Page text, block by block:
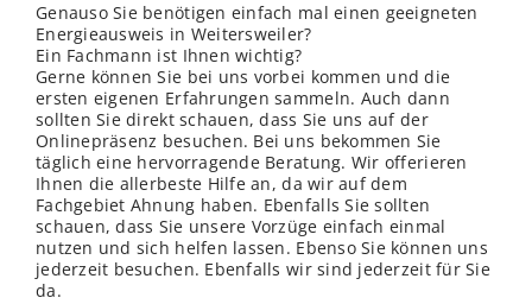
Genauso Sie benötigen einfach mal einen geeigneten
Energieausweis in Weitersweiler?
Ein Fachmann ist Ihnen wichtig?
Gerne können Sie bei uns vorbei kommen und die
ersten eigenen Erfahrungen sammeln. Auch dann
sollten Sie direkt schauen, dass Sie uns auf der
Onlinepräsenz besuchen. Bei uns bekommen Sie
täglich eine hervorragende Beratung. Wir offerieren
Ihnen die allerbeste Hilfe an, da wir auf dem
Fachgebiet Ahnung haben. Ebenfalls Sie sollten
schauen, dass Sie unsere Vorzüge einfach einmal
nutzen und sich helfen lassen. Ebenso Sie können uns
jederzeit besuchen. Ebenfalls wir sind jederzeit für Sie
da.